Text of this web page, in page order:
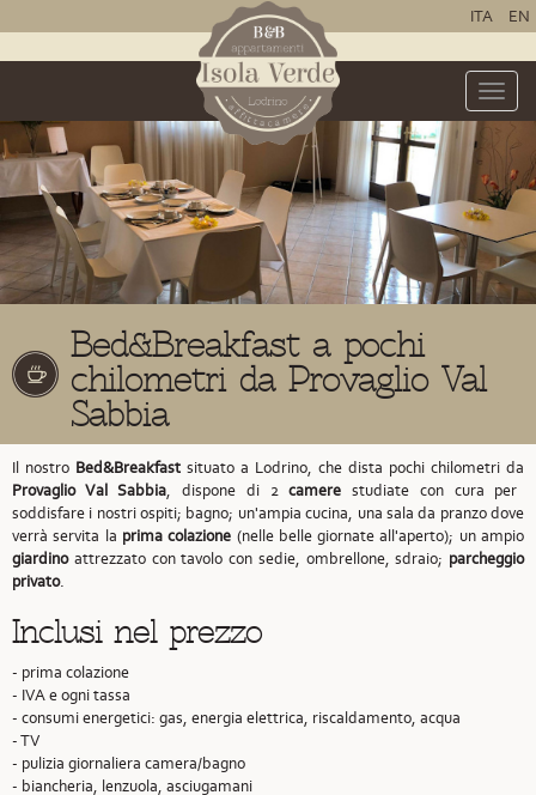
ITA EN
Toggle
Bed&Breakfast a pochi
chilometri da Provaglio Val
Sabbia
Il nostro Bed&Breakfast situato a Lodrino, che dista pochi chilometri da
Provaglio Val Sabbia, dispone di 2camere studiate con cura per
soddisfare i nostri ospiti; bagno; un'ampia cucina, una sala da pranzo dove
verrà servita la prima colazione (nelle belle giornate all'aperto); un ampio
giardinoattrezzato con tavolo con sedie, ombrellone, sdraio; parcheggio
privato.
Inclusi nel prezzo
- prima colazione
- IVA e ogni tassa
- consumi energetici: gas, energia elettrica, riscaldamento, acqua
- TV
- pulizia giornaliera camera/bagno
- biancheria, lenzuola, asciugamani